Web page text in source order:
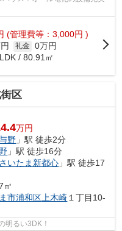
(管理費等：3,000円 )
礼金 0万円
/ 80.91㎡
区
万円
野 」駅 徒歩2分
」駅 徒歩16分
さいたま新都心 」駅 徒歩17
㎡
市浦和区上木崎１丁目10-
明るい3DK！